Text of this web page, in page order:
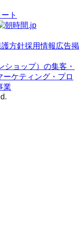
方針採用情報 広告掲
ショップ）の集客・
ケティング・プロ
業